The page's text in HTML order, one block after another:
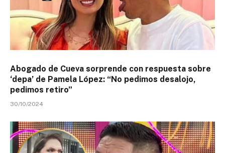
Abogado de Cueva sorprende con respuesta sobre
‘depa’ de Pamela López: “No pedimos desalojo,
pedimos retiro”
30/10/2024